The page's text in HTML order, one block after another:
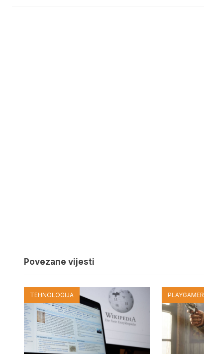
Povezane vijesti
TEHNOLOGIJA PLAYGAMER